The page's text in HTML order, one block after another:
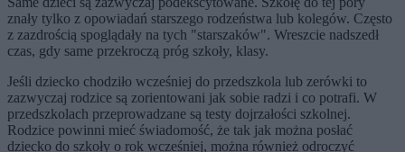
znały tylko z opowiadań starszego rodzeństwa lub kolegów. Często
z zazdrością spoglądały na tych "starszaków". Wreszcie nadszedł
czas, gdy same przekroczą próg szkoły, klasy.
Jeśli dziecko chodziło wcześniej do przedszkola lub zerówki to
zazwyczaj rodzice są zorientowani jak sobie radzi i co potrafi. W
przedszkolach przeprowadzane są testy dojrzałości szkolnej.
Rodzice powinni mieć świadomość, że tak jak można posłać
dziecko do szkoły o rok wcześniej, można również odroczyć